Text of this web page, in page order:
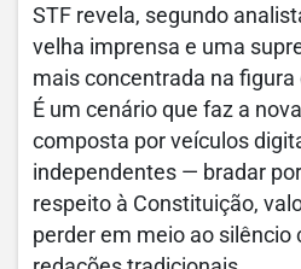
STF revela, segundo
velha imprensa e uma
mais concentrada na
É um cenário que faz a
composta por veículos
independentes — bradar
respeito à Constituição,
perder em meio ao silêncio